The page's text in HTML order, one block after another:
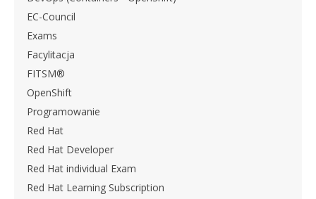
EC-Council
Exams
Facylitacja
FITSM®
OpenShift
Programowanie
Red Hat
Red Hat Developer
Red Hat individual Exam
Red Hat Learning Subscription